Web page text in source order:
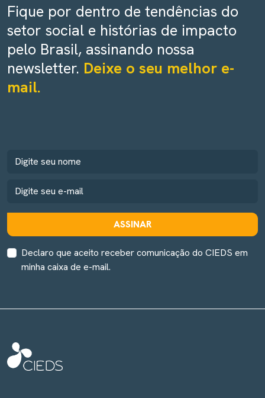
Fique por dentro de tendências do
setor social e histórias de impacto
pelo Brasil, assinando nossa
newsletter. Deixe o seu melhor e-
mail.
ASSINAR
Declaro que aceito receber comunicação do CIEDS em
minha caixa de e-mail.